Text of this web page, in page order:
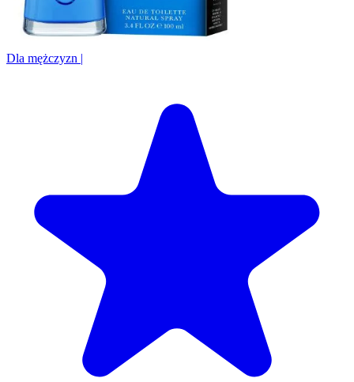
Dla mężczyzn |